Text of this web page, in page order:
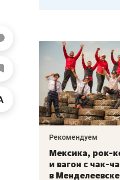
Рекомендуем
Мексика, рок-
и вагон с чак-
в